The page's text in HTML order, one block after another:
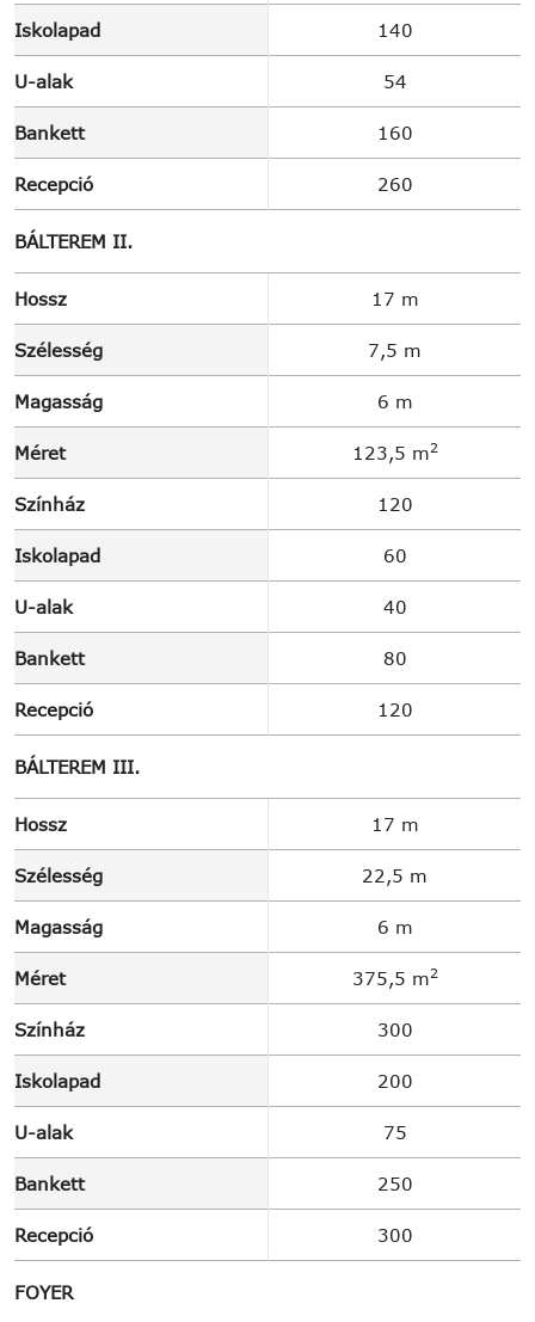
Iskolapad 140
U-alak 54
Bankett 160
Recepció 260
BÁLTEREM II.
Hossz 17 m
Szélesség 7,5 m
Magasság 6 m
Méret 123,5 m2
Színház 120
Iskolapad 60
U-alak 40
Bankett 80
Recepció 120
BÁLTEREM III.
Hossz 17 m
Szélesség 22,5 m
Magasság 6 m
Méret 375,5 m2
Színház 300
Iskolapad 200
U-alak 75
Bankett 250
Recepció 300
FOYER